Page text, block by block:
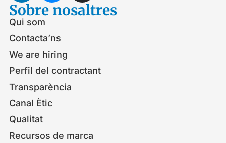
Sobre nosaltres
Qui som
Contacta’ns
We are hiring
Perfil del contractant
Transparència
Canal Ètic
Qualitat
Recursos de marca